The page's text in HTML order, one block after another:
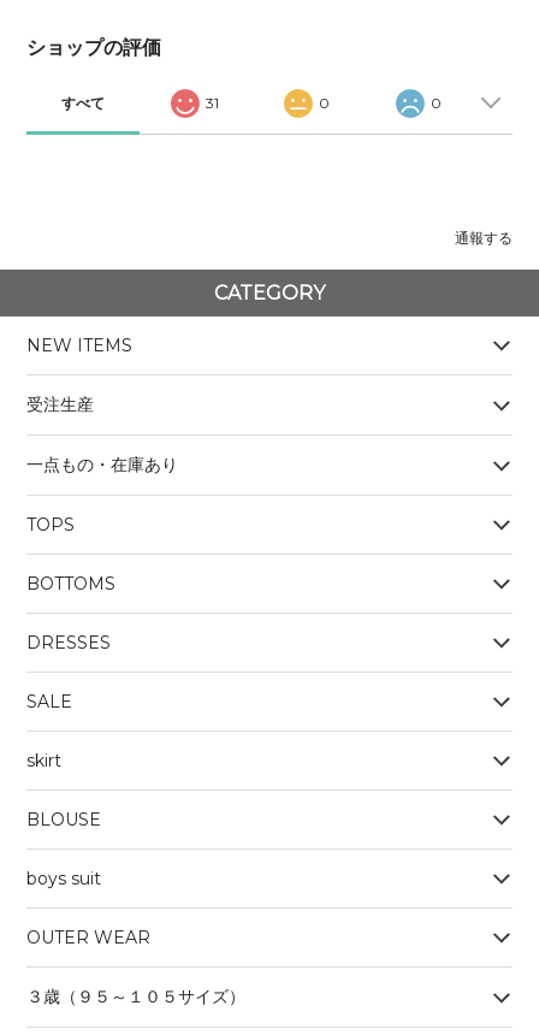
ショップの評価
すべて 31 0 0
通報する
CATEGORY
NEW ITEMS
受注生産
一点もの・在庫あり
TOPS
BOYS
OUTERWEAR
Tシャツ
BOTTOMS
BOYS
DRESSES
SALE
skirt
BLOUSE
boys suit
OUTER WEAR
３歳（９５～１０５サイズ）